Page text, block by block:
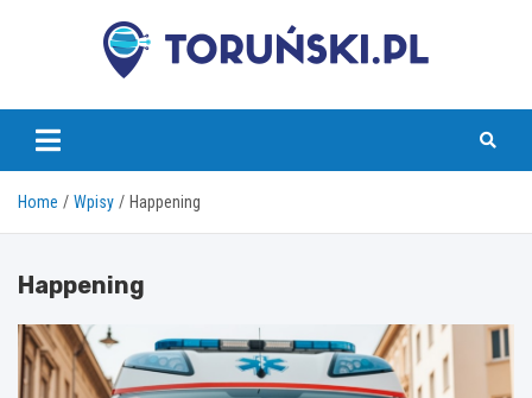
torunski.pl
Home Wpisy Happening
Happening